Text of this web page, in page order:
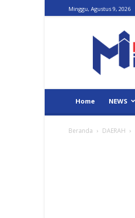
Minggu, Agustus 9, 2026
Home NEWS
Beranda DAERAH